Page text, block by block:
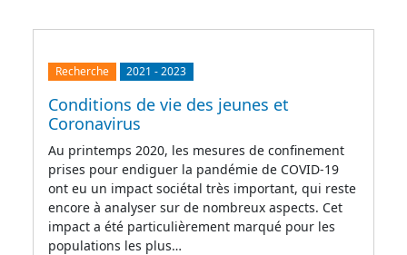
Recherche 2021 -2023
Conditions de vie des jeunes et
Coronavirus
Au printemps 2020, les mesures de confinement
prises pour endiguer la pandémie de COVID-19
ont eu un impact sociétal très important, qui reste
encore à analyser sur de nombreux aspects. Cet
impact a été particulièrement marqué pour les
populations les plus…